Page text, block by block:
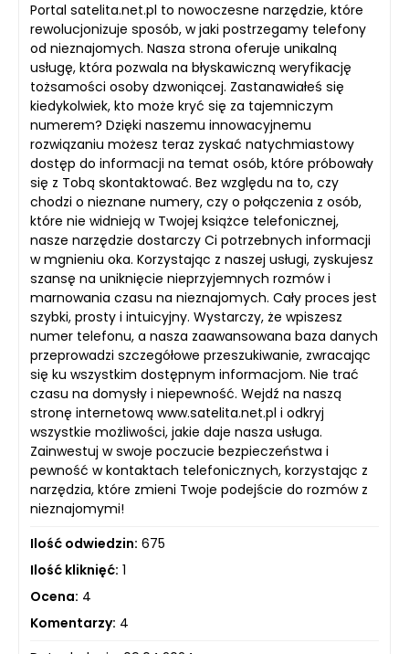
Portal satelita.net.pl to nowoczesne narzędzie, które
rewolucjonizuje sposób, w jaki postrzegamy telefony
od nieznajomych. Nasza strona oferuje unikalną
usługę, która pozwala na błyskawiczną weryfikację
tożsamości osoby dzwoniącej. Zastanawiałeś się
kiedykolwiek, kto może kryć się za tajemniczym
numerem? Dzięki naszemu innowacyjnemu
rozwiązaniu możesz teraz zyskać natychmiastowy
dostęp do informacji na temat osób, które próbowały
się z Tobą skontaktować. Bez względu na to, czy
chodzi o nieznane numery, czy o połączenia z osób,
które nie widnieją w Twojej książce telefonicznej,
nasze narzędzie dostarczy Ci potrzebnych informacji
w mgnieniu oka. Korzystając z naszej usługi, zyskujesz
szansę na uniknięcie nieprzyjemnych rozmów i
marnowania czasu na nieznajomych. Cały proces jest
szybki, prosty i intuicyjny. Wystarczy, że wpiszesz
numer telefonu, a nasza zaawansowana baza danych
przeprowadzi szczegółowe przeszukiwanie, zwracając
się ku wszystkim dostępnym informacjom. Nie trać
czasu na domysły i niepewność. Wejdź na naszą
stronę internetową www.satelita.net.pl i odkryj
wszystkie możliwości, jakie daje nasza usługa.
Zainwestuj w swoje poczucie bezpieczeństwa i
pewność w kontaktach telefonicznych, korzystając z
narzędzia, które zmieni Twoje podejście do rozmów z
nieznajomymi!
Ilość odwiedzin: 675
Ilość kliknięć: 1
Ocena: 4
Komentarzy: 4